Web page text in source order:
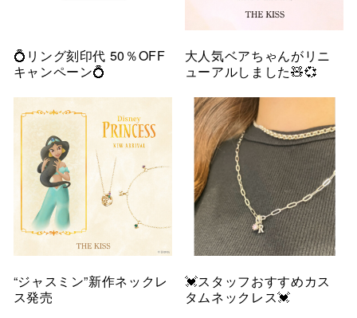
💍リング刻印代 50％OFF
キャンペーン💍
大人気ベアちゃんがリニ
ューアルしました🧸💞
“ジャスミン”新作ネックレ
ス発売
💓スタッフおすすめカス
タムネックレス💓